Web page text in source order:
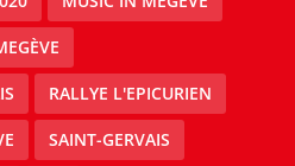
RALLYE L'EPICURIEN
SAINT-GERVAIS